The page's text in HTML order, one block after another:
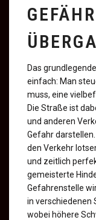
Das
einfach: Man
muss, eine
Die Straße ist
und anderen
Gefahr
den Verkehr
und zeitlich
gemeisterte
Gefahrenstelle
in verschiedenen
wobei höhere